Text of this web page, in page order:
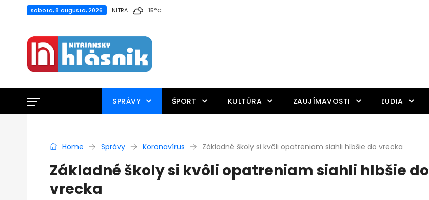
sobota, 8 augusta, 2026 NITRA 15°C
SPRÁVY ŠPORT KULTÚRA ZAUJÍMAVOSTI ĽUDIA
Home Správy Koronavírus Základné školy si kvôli opatreniam siahli hlbšie do vrecka
Základné školy si kvôli opatreniam siahli hlbšie do
vrecka